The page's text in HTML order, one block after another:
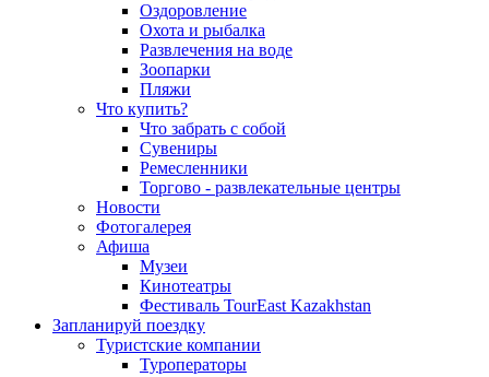
Оздоровление
Охота и рыбалка
Развлечения на воде
Зоопарки
Пляжи
Что купить?
Что забрать с собой
Сувениры
Ремесленники
Торгово - развлекательные центры
Новости
Фотогалерея
Афиша
Музеи
Кинотеатры
Фестиваль TourEast Kazakhstan
Запланируй поездку
Туристские компании
Туроператоры